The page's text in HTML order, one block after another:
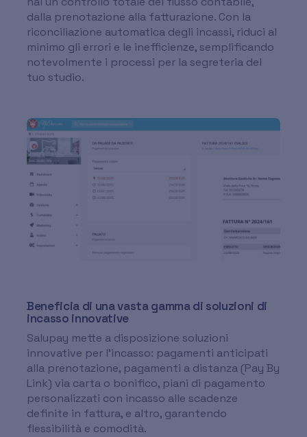
dalla prenotazione alla fatturazione. Con la
riconciliazione automatica degli incassi, riduci al
minimo gli errori e le inefficienze, semplificando
notevolmente i processi per la segreteria del
tuo studio.
Beneficia di una vasta gamma di soluzioni di
incasso innovative
Salupay mette a disposizione soluzioni
innovative per l’incasso: pagamenti anticipati
alla prenotazione, pagamenti a distanza (Pay By
Link) via carta o bonifico, piani di pagamento
personalizzati con incasso alle scadenze
definite in fattura, e altro, garantendo
flessibilità e comodità.